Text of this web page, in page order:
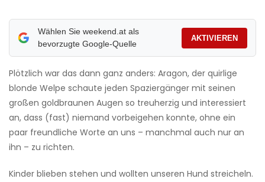
Wählen Sie weekend.at als
bevorzugte Google-Quelle
AKTIVIEREN
Plötzlich war das dann ganz anders: Aragon, der quirlige
blonde Welpe schaute jeden Spaziergänger mit seinen
großen goldbraunen Augen so treuherzig und interessiert
an, dass (fast) niemand vorbeigehen konnte, ohne ein
paar freundliche Worte an uns – manchmal auch nur an
ihn – zu richten.
Kinder blieben stehen und wollten unseren Hund streicheln.